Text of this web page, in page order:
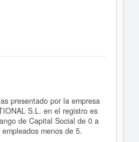
presentado por la empresa
S.L. en el registro es
de Capital Social de 0 a
menos de 5.